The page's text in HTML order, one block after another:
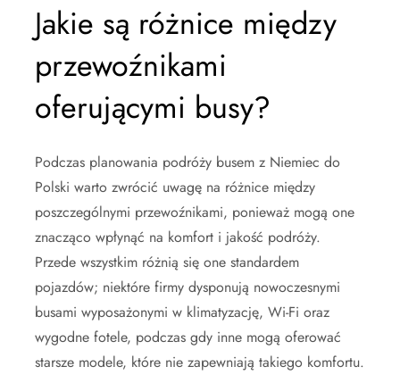
Jakie są różnice między
przewoźnikami
oferującymi busy?
Podczas planowania podróży busem z Niemiec do
Polski warto zwrócić uwagę na różnice między
poszczególnymi przewoźnikami, ponieważ mogą one
znacząco wpłynąć na komfort i jakość podróży.
Przede wszystkim różnią się one standardem
pojazdów; niektóre firmy dysponują nowoczesnymi
busami wyposażonymi w klimatyzację, Wi-Fi oraz
wygodne fotele, podczas gdy inne mogą oferować
starsze modele, które nie zapewniają takiego komfortu.